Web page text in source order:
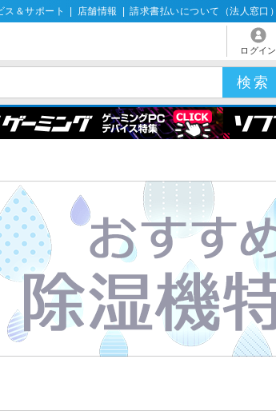
ス＆サポート 店舗情報 請求書払いについて（法人窓口）
ログイン